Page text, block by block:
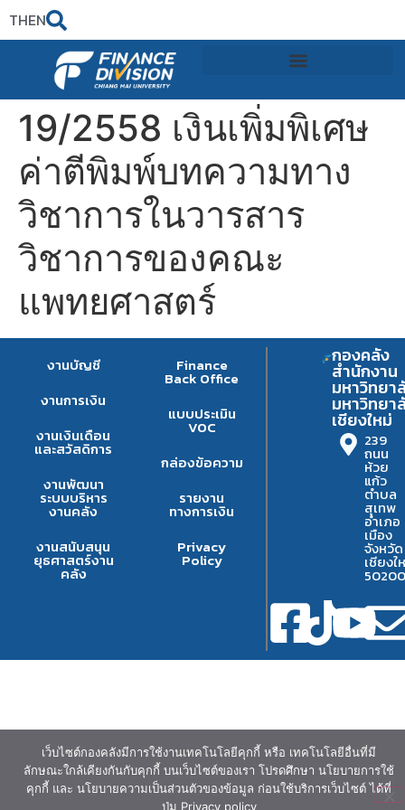
THEN
19/2558 เงินเพิ่มพิเศษ
ค่าตีพิมพ์บทความทาง
วิชาการในวารสาร
วิชาการของคณะ
แพทยศาสตร์
งานบัญชี
งานการเงิน
งานเงินเดือน
และสวัสดิการ
งานพัฒนา
ระบบบริหาร
งานคลัง
งานสนับสนุน
ยุธศาสตร์งาน
คลัง
Finance
Back Office
แบบประเมิน
VOC
กล่องข้อความ
รายงาน
ทางการเงิน
Privacy
Policy
กองคลัง
สำนักงาน
มหาวิทยา
มหาวิทยา
เชียงใหม่
239
ถนน
ห้วย
แก้ว
ตำบล
สุเทพ
อำเภอ
เมือง
จังหวัด
เชียงใ
50200
เว็บไซต์กองคลังมีการใช้งานเทคโนโลยีคุกกี้ หรือ เทคโนโลยีอื่นที่มี
ลักษณะใกล้เคียงกันกับคุกกี้ บนเว็บไซต์ของเรา โปรดศึกษา นโยบายการใช้
คุกกี้ และ นโยบายความเป็นส่วนตัวของข้อมูล ก่อนใช้บริการเว็บไซต์ ได้ที่
ปุ่ม Privacy policy